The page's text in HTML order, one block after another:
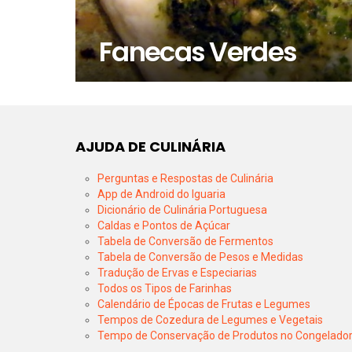
Fanecas Verdes
AJUDA DE CULINÁRIA
Perguntas e Respostas de Culinária
App de Android do Iguaria
Dicionário de Culinária Portuguesa
Caldas e Pontos de Açúcar
Tabela de Conversão de Fermentos
Tabela de Conversão de Pesos e Medidas
Tradução de Ervas e Especiarias
Todos os Tipos de Farinhas
Calendário de Épocas de Frutas e Legumes
Tempos de Cozedura de Legumes e Vegetais
Tempo de Conservação de Produtos no Congelador